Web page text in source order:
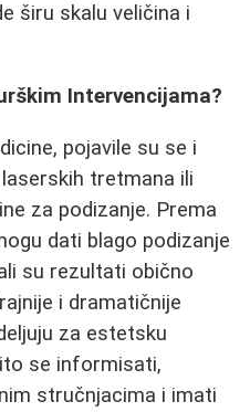
širu skalu veličina i
Intervencijama?
pojavile su se i
tretmana ili
za podizanje. Prema
dati blago podizanje
su rezultati obično
i dramatičnije
za estetsku
se informisati,
stručnjacima i imati